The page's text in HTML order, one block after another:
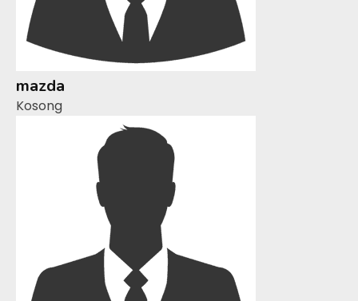
mazda
Kosong